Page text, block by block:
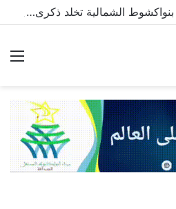
اتحادية حزب الإنصاف بنواكشوط الشمالية تخلد ذكرى تنصيب رئيس الجمهورية